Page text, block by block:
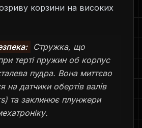
корзини на високих
Стружка, що
терті пружин об корпус
пудра. Вона миттєво
на датчики обертів валів
та заклинює плунжери